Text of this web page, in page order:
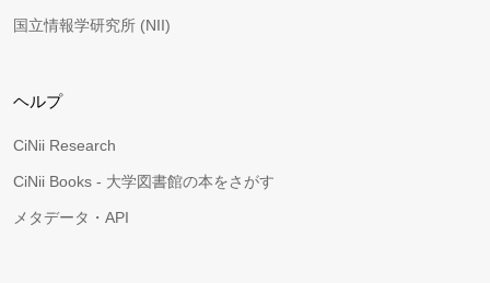
国立情報学研究所 (NII)
ヘルプ
CiNii Research
CiNii Books - 大学図書館の本をさがす
メタデータ・API